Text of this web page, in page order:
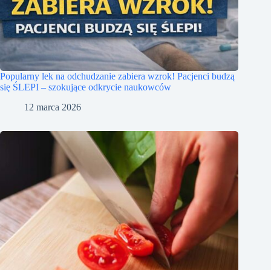
Popularny lek na odchudzanie zabiera wzrok! Pacjenci budzą
się ŚLEPI – szokujące odkrycie naukowców
12 marca 2026